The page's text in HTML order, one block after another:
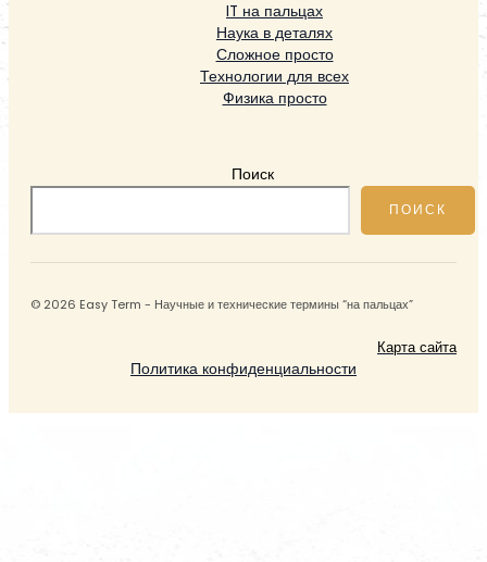
IT на пальцах
Наука в деталях
Сложное просто
Технологии для всех
Физика просто
Поиск
ПОИСК
© 2026 Easy Term - Научные и технические термины “на пальцах”
Карта сайта
Политика конфиденциальности